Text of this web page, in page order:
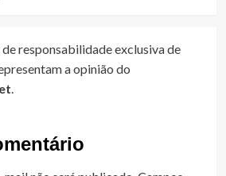
responsabilidade exclusiva de
a opinião do
.